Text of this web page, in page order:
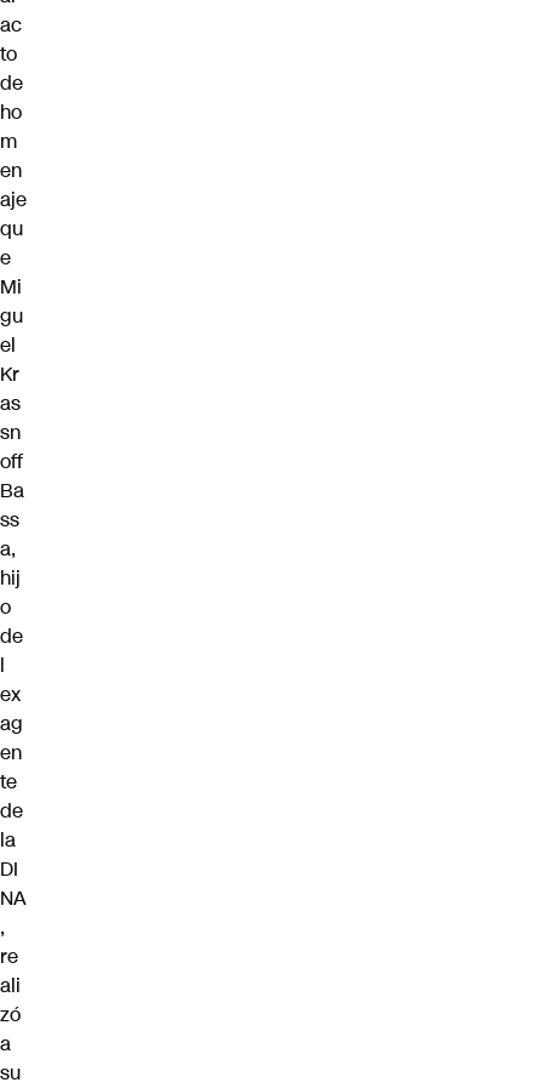
ac
to
de
ho
m
en
aje
qu
e
Mi
gu
el
Kr
as
sn
off
Ba
ss
a,
hij
o
de
l
ex
ag
en
te
de
la
DI
NA
,
re
ali
zó
a
su